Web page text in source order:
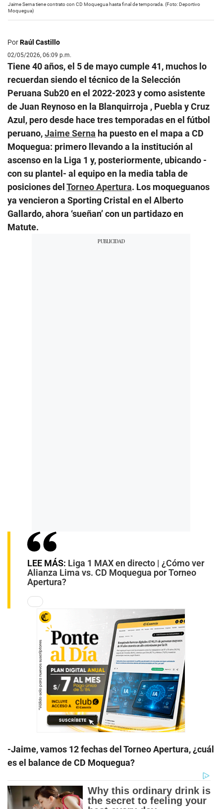
Jaime Serna tiene contrato con CD Moquegua hasta final de temporada. (Foto: Deportivo
Moquegua)
PorRaúl Castillo
02/05/2026, 06:09 p.m.
Tiene 40 años, el 5 de mayo cumple 41, muchos lo
recuerdan siendo el técnico de la Selección
Peruana Sub20 en el 2022-2023 y como asistente
de Juan Reynoso en la Blanquirroja , Puebla y Cruz
Azul, pero desde hace tres temporadas en el fútbol
peruano,Jaime Serna ha puesto en el mapa a CD
Moquegua: primero llevando a la institución al
ascenso en la Liga 1 y, posteriormente, ubicando -
con su plantel- al equipo en la media tabla de
posiciones delTorneo Apertura. Los moqueguanos
ya vencieron a Sporting Cristal en el Alberto
Gallardo, ahora ‘sueñan’ con un partidazo en
Matute.
LEE MÁS: Liga 1 MAX en directo | ¿Cómo ver
Alianza Lima vs. CD Moquegua por Torneo
Apertura?
-Jaime, vamos 12 fechas del Torneo Apertura, ¿cuál
es el balance de CD Moquegua?